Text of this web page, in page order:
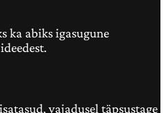
ka abiks igasugune
vajadusel täpsustage